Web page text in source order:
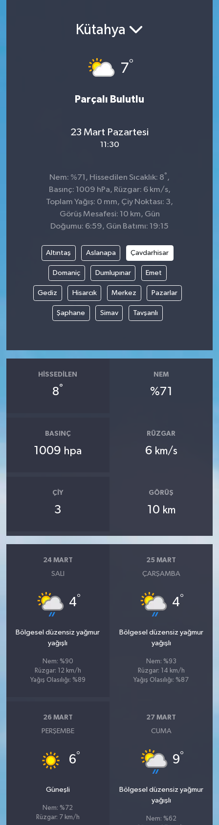
Kütahya
7°
Parçalı Bulutlu
23 Mart Pazartesi
11:30
Nem: %71, Hissedilen Sıcaklık: 8° ,
Basınç: 1009 hPa, Rüzgar: 6 km/s,
Toplam Yağış: 0 mm, Çiy Noktası: 3,
Görüş Mesafesi: 10 km, Gün
Doğumu: 6:59, Gün Batımı: 19:15
Altıntaş Aslanapa Çavdarhisar
Domaniç Dumlupınar Emet
Gediz Hisarcık Merkez Pazarlar
Şaphane Simav Tavşanlı
HISSEDILEN
8°
NEM
%71
BASINÇ
1009 hpa
RÜZGAR
6 km/s
ÇIY
3
GÖRÜŞ
10 km
24 MART
SALI
4°
Bölgesel düzensiz yağmur
yağışlı
Nem: %90
Rüzgar: 12 km/h
Yağış Olasılığı: %89
25 MART
ÇARŞAMBA
4°
Bölgesel düzensiz yağmur
yağışlı
Nem: %93
Rüzgar: 14 km/h
Yağış Olasılığı: %87
26 MART
PERŞEMBE
6°
Güneşli
Nem: %72
Rüzgar: 7 km/h
27 MART
CUMA
9°
Bölgesel düzensiz yağmur
yağışlı
Nem: %62